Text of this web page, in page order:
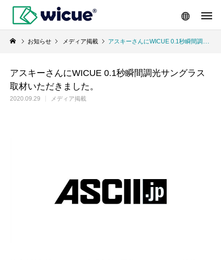
お知らせ メディア掲載 アスキーさんにWICUE 0.1秒瞬間調光サングラス取材いただきました。
アスキーさんにWICUE 0.1秒瞬間調光サングラス
取材いただきました。
2020.09.29 メディア掲載